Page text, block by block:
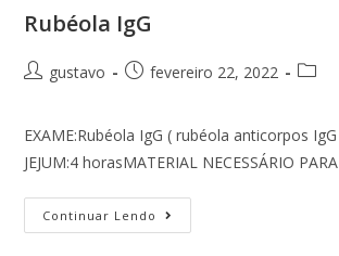
Rubéola IgG
gustavo fevereiro 22, 2022
EXAME:Rubéola IgG ( rubéola anticorpos
JEJUM:4 horasMATERIAL NECESSÁRIO
Continuar Lendo